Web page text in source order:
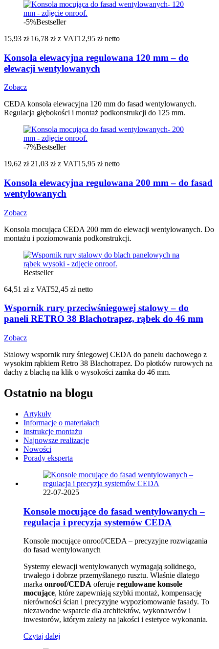
-5%Bestseller
15,93 zł 16,78 zł z VAT12,95 zł netto
Konsola elewacyjna regulowana 120 mm – do
elewacji wentylowanych
Zobacz
CEDA konsola elewacyjna 120 mm do fasad wentylowanych.
Regulacja głębokości i montaż podkonstrukcji do 125 mm.
-7%Bestseller
19,62 zł 21,03 zł z VAT15,95 zł netto
Konsola elewacyjna regulowana 200 mm – do fasad
wentylowanych
Zobacz
Konsola mocująca CEDA 200 mm do elewacji wentylowanych. Do
montażu i poziomowania podkonstrukcji.
Bestseller
64,51 zł z VAT52,45 zł netto
Wspornik rury przeciwśniegowej stalowy – do
paneli RETRO 38 Blachotrapez, rąbek do 46 mm
Zobacz
Stalowy wspornik rury śniegowej CEDA do panelu dachowego z
wysokim rąbkiem Retro 38 Blachotrapez. Do płotków rurowych na
dachy z blachą na klik o wysokości zamka do 46 mm.
Ostatnio na blogu
Artykuły
Informacje o materiałach
Instrukcje montażu
Najnowsze realizacje
Nowości
Porady eksperta
22-07-2025
Konsole mocujące do fasad wentylowanych –
regulacja i precyzja systemów CEDA
Konsole mocujące onroof/CEDA – precyzyjne rozwiązania
do fasad wentylowanych
Systemy elewacji wentylowanych wymagają solidnego,
trwałego i dobrze przemyślanego rusztu. Właśnie dlatego
marka onroof/CEDA oferuje regulowane konsole
mocujące, które zapewniają szybki montaż, kompensację
nierówności ścian i precyzyjne wypoziomowanie fasady. To
niezawodne wsparcie dla architektów, wykonawców i
inwestorów, którym zależy na jakości i estetyce wykonania.
Czytaj dalej